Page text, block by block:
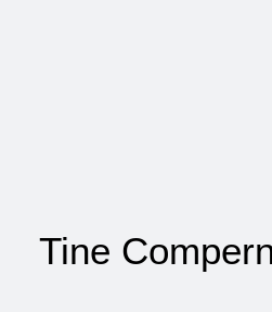
Tine